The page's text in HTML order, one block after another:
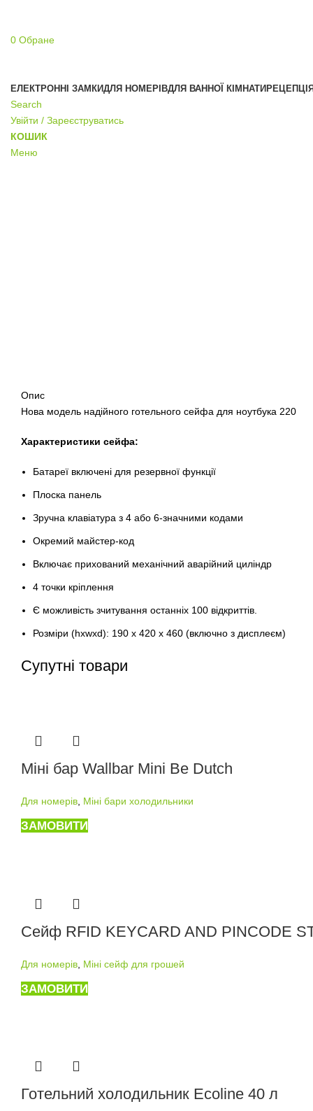
0 Обране
ЕЛЕКТРОННІ ЗАМКИДЛЯ НОМЕРІВДЛЯ ВАННОЇ КІМНАТИ
Search
Увійти / Зареєструватись
КОШИК
Меню
Опис
Нова модель надійного готельного сейфа для ноутбука 220
Характеристики сейфа:
Батареї включені для резервної функції
Плоска панель
Зручна клавіатура з 4 або 6-значними кодами
Окремий майстер-код
Включає прихований механічний аварійний циліндр
4 точки кріплення
Є можливість зчитування останніх 100 відкриттів.
Розміри (hxwxd): 190 x 420 x 460 (включно з дисплеєм)
Супутні товари
Міні бар Wallbar Mini Be Dutch
Для номерів, Міні бари холодильники
ЗАМОВИТИ
Сейф RFID KEYCARD AND PINCODE
Для номерів Міні сейф для грошей
ЗАМОВИТИ
Готельний холодильник Ecoline 40 л